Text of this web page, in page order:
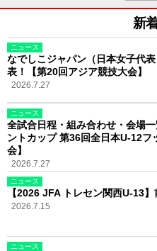
新
ニュース
なでしこジャパン（日本女子代
表！【第20回アジア競技大会】
2026.7.27
ニュース
全試合日程・組み合わせ・会場
ントカップ 第36回全日本U-12フ
会】
2026.7.27
ニュース
【2026 JFA トレセン関西U-13
2026.7.15
ニュース